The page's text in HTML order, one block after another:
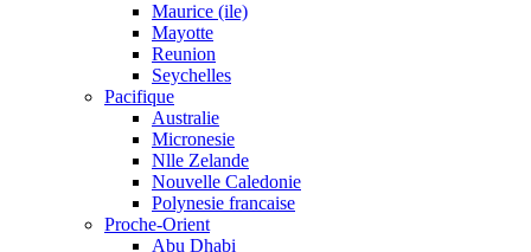
Maurice (ile)
Mayotte
Reunion
Seychelles
Pacifique
Australie
Micronesie
Nlle Zelande
Nouvelle Caledonie
Polynesie francaise
Proche-Orient
Abu Dhabi